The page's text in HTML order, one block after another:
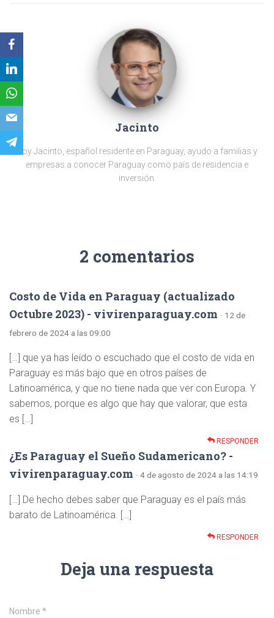
Jacinto
Soy Jacinto, español residente en Paraguay, ayudo a familias y
empresas a conocer Paraguay como país de residencia e
inversión.
2 comentarios
Costo de Vida en Paraguay (actualizado
Octubre 2023) - vivirenparaguay.com · 12 de
febrero de 2024 a las 09:00
[…] que ya has leído o escuchado que el costo de vida en
Paraguay es más bajo que en otros países de
Latinoamérica, y que no tiene nada que ver con Europa. Y
sabemos, porque es algo que hay que valorar, que esta
es […]
RESPONDER
¿Es Paraguay el Sueño Sudamericano? -
vivirenparaguay.com · 4 de agosto de 2024 a las 14:19
[…] De hecho debes saber que Paraguay es el país más
barato de Latinoamérica. […]
RESPONDER
Deja una respuesta
Nombre *